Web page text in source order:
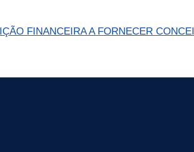
FINANCEIRA A FORNECER